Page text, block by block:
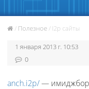
/ Полезное/ I2p сайты
1 января 2013 г. 10:53
0
anch.i2p/—